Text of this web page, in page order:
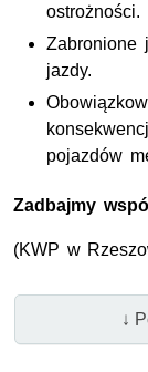
ostrożności.
Zabronione
jazdy.
pojazdów
Zadbajmy
(KWP w
↓